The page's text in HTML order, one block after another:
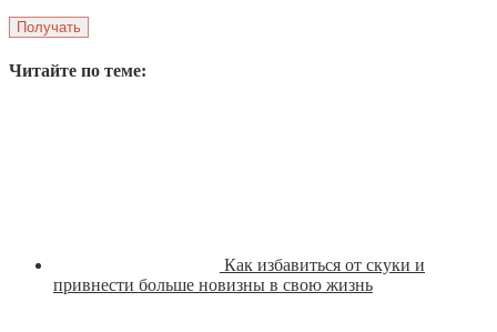
Читайте по теме:
Как избавиться от скуки и
привнести больше новизны в свою жизнь